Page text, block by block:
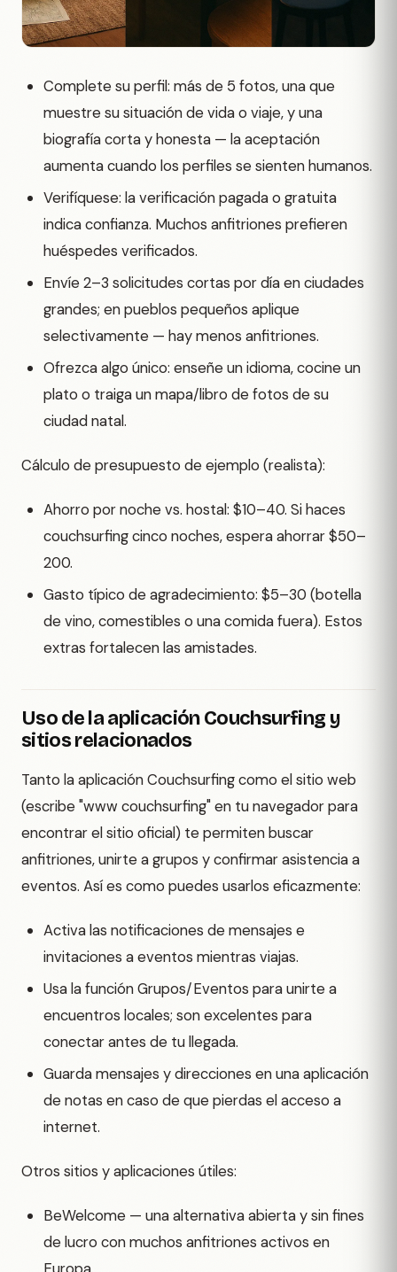
Complete su perfil: más de 5 fotos, una que
muestre su situación de vida o viaje, y una
biografía corta y honesta — la aceptación
aumenta cuando los perfiles se sienten humanos.
Verifíquese: la verificación pagada o gratuita
indica confianza. Muchos anfitriones prefieren
huéspedes verificados.
Envíe 2–3 solicitudes cortas por día en ciudades
grandes; en pueblos pequeños aplique
selectivamente — hay menos anfitriones.
Ofrezca algo único: enseñe un idioma, cocine un
plato o traiga un mapa/libro de fotos de su
ciudad natal.
Cálculo de presupuesto de ejemplo (realista):
Ahorro por noche vs. hostal: $10–40. Si haces
couchsurfing cinco noches, espera ahorrar $50–
200.
Gasto típico de agradecimiento: $5–30 (botella
de vino, comestibles o una comida fuera). Estos
extras fortalecen las amistades.
Uso de la aplicación Couchsurfing y
sitios relacionados
Tanto la aplicación Couchsurfing como el sitio web
(escribe "www couchsurfing" en tu navegador para
encontrar el sitio oficial) te permiten buscar
anfitriones, unirte a grupos y confirmar asistencia a
eventos. Así es como puedes usarlos eficazmente:
Activa las notificaciones de mensajes e
invitaciones a eventos mientras viajas.
Usa la función Grupos/Eventos para unirte a
encuentros locales; son excelentes para
conectar antes de tu llegada.
Guarda mensajes y direcciones en una aplicación
de notas en caso de que pierdas el acceso a
internet.
Otros sitios y aplicaciones útiles:
BeWelcome — una alternativa abierta y sin fines
de lucro con muchos anfitriones activos en